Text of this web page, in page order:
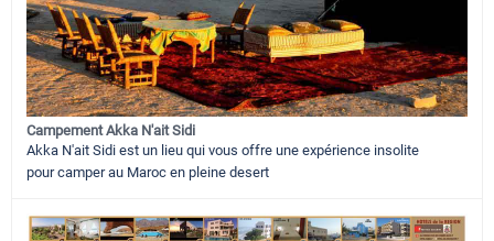
Campement Akka N'ait Sidi
Akka N'ait Sidi est un lieu qui vous offre une expérience insolite
pour camper au Maroc en pleine desert